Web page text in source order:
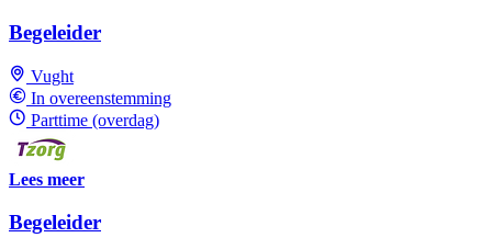
Begeleider
Vught
In overeenstemming
Parttime (overdag)
Lees meer
Begeleider